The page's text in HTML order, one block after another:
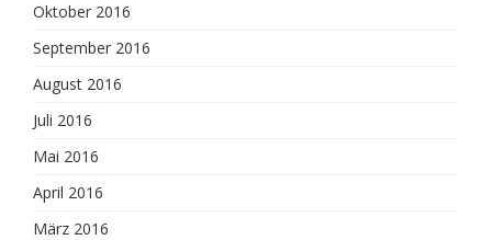
Oktober 2016
September 2016
August 2016
Juli 2016
Mai 2016
April 2016
März 2016